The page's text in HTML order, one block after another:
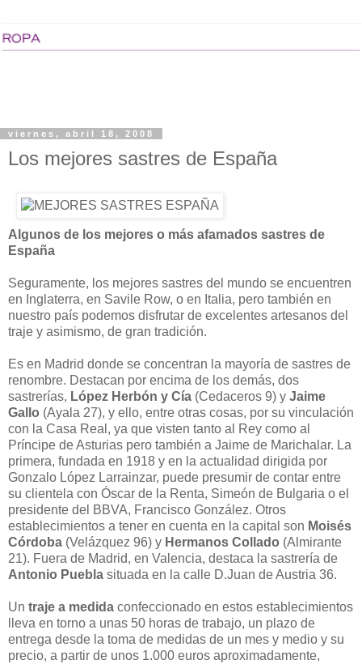
viernes, abril 18, 2008
Los mejores sastres de España
Algunos de los mejores o más afamados sastres de
España
Seguramente, los mejores sastres del mundo se encuentren
en Inglaterra, en Savile Row, o en Italia, pero también en
nuestro país podemos disfrutar de excelentes artesanos del
traje y asimismo, de gran tradición.
Es en Madrid donde se concentran la mayoría de sastres de
renombre. Destacan por encima de los demás, dos
sastrerías, López Herbón y Cía (Cedaceros 9) y Jaime
Gallo (Ayala 27), y ello, entre otras cosas, por su vinculación
con la Casa Real, ya que visten tanto al Rey como al
Príncipe de Asturias pero también a Jaime de Marichalar. La
primera, fundada en 1918 y en la actualidad dirigida por
Gonzalo López Larrainzar, puede presumir de contar entre
su clientela con Óscar de la Renta, Simeón de Bulgaria o el
presidente del BBVA, Francisco González. Otros
establecimientos a tener en cuenta en la capital son Moisés
Córdoba (Velázquez 96) y Hermanos Collado (Almirante
21). Fuera de Madrid, en Valencia, destaca la sastrería de
Antonio Puebla situada en la calle D.Juan de Austria 36.
Un traje a medida confeccionado en estos establecimientos
lleva en torno a unas 50 horas de trabajo, un plazo de
entrega desde la toma de medidas de un mes y medio y su
precio, a partir de unos 1.000 euros aproximadamente,